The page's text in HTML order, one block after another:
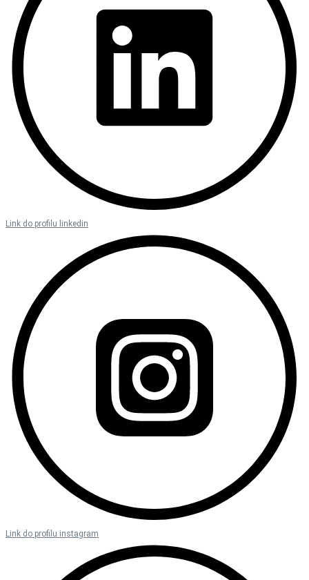
Link do profilu linkedin
Link do profilu instagram